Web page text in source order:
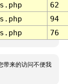
62
94
76
带来的访问不便我